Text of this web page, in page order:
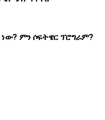
ነው? ምን ሶፍትዌር ፕሮግራም?